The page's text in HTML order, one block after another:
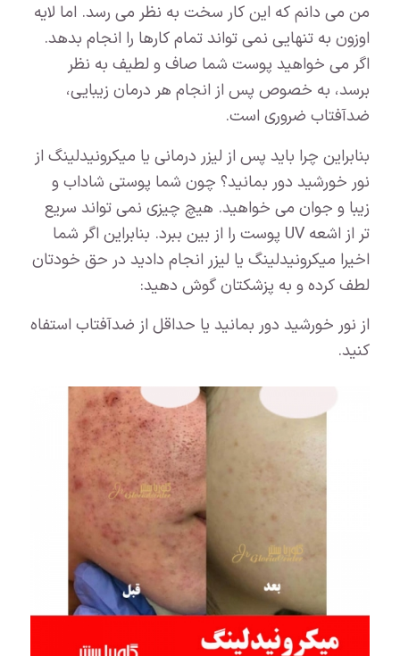
من می دانم که این کار سخت به نظر می رسد. اما لایه
اوزون به تنهایی نمی تواند تمام کارها را انجام بدهد.
اگر می خواهید پوست شما صاف و لطیف به نظر
برسد، به خصوص پس از انجام هر درمان زیبایی،
ضدآفتاب ضروری است.
بنابراین چرا باید پس از لیزر درمانی یا میکرونیدلینگ از
نور خورشید دور بمانید؟ چون شما پوستی شاداب و
زیبا و جوان می خواهید. هیچ چیزی نمی تواند سریع
تر از اشعه UV پوست را از بین ببرد. بنابراین اگر شما
اخیرا میکرونیدلینگ یا لیزر انجام دادید در حق خودتان
لطف کرده و به پزشکتان گوش دهید:
از نور خورشید دور بمانید یا حداقل از ضدآفتاب استفاه
کنید.